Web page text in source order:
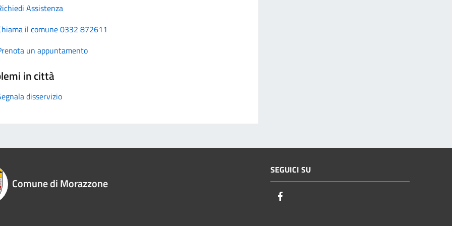
Assistenza
il comune 0332 872611
un appuntamento
in città
disservizio
Comune di Morazzone
SEGUICI SU